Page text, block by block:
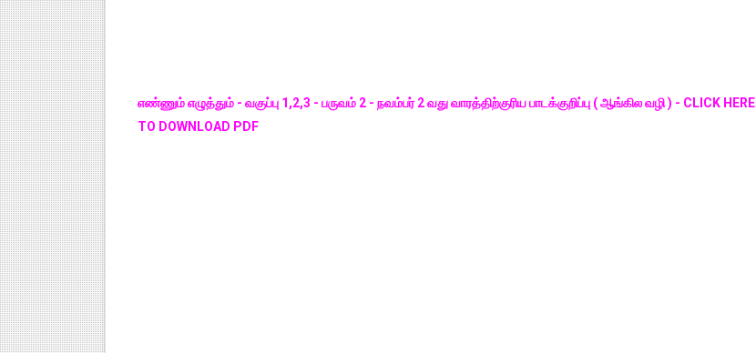
எண்ணும் எழுத்தும் - வகுப்பு 1,2,3 - பருவம் 2 - நவம்பர் 2 வது வாரத்திற்குரிய பாடக்குறிப்பு ( ஆங்கில வழி ) - CLICK HERE
TO DOWNLOAD PDF